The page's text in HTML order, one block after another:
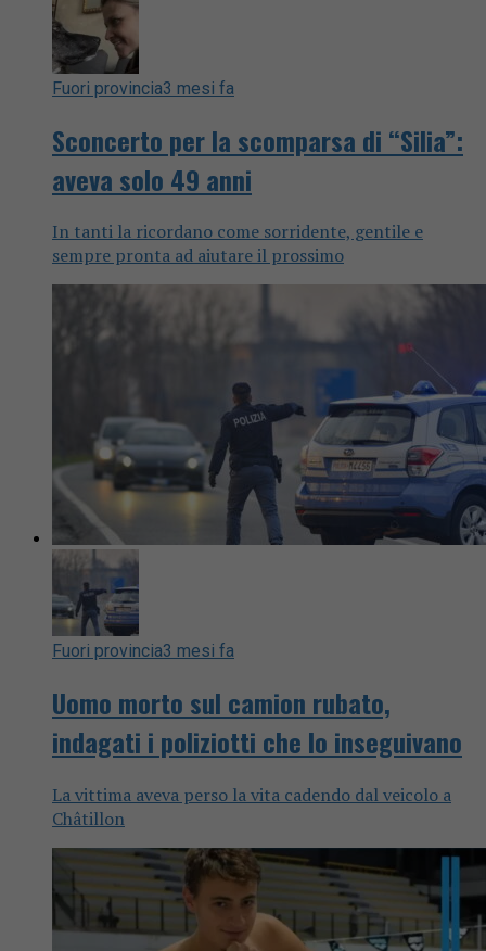
Fuori provincia3 mesi fa
Sconcerto per la scomparsa di “Silia”:
aveva solo 49 anni
In tanti la ricordano come sorridente, gentile e
sempre pronta ad aiutare il prossimo
Fuori provincia3 mesi fa
Uomo morto sul camion rubato,
indagati i poliziotti che lo inseguivano
La vittima aveva perso la vita cadendo dal veicolo a
Châtillon